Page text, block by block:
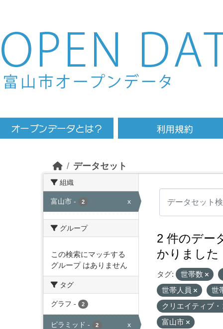
Skip to main content
データセット
組織
富山市 - 2 x
グループ
この検索にマッチする
グループ はありません
タグ
グラフ - 2
ピラミッド - 2 x
2 件のデー
かりました
タグ: 世帯数
世帯人員
世
クリエイティブ
富山市